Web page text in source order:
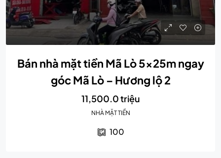
Bán nhà mặt tiền Mã Lò 5x25m ngay
góc Mã Lò – Hương lộ 2
11,500.0 triệu
NHÀ MẶT TIỀN
100